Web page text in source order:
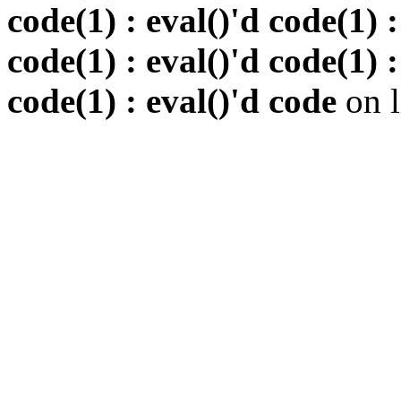
code(1) : eval()'d code(1)
code(1) : eval()'d code(1)
code(1) : eval()'d code on